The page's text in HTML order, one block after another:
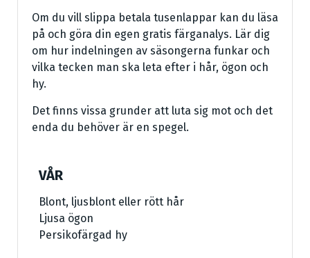
Om du vill slippa betala tusenlappar kan du läsa
på och göra din egen gratis färganalys. Lär dig
om hur indelningen av säsongerna funkar och
vilka tecken man ska leta efter i hår, ögon och
hy.
Det finns vissa grunder att luta sig mot och det
enda du behöver är en spegel.
VÅR
Blont, ljusblont eller rött hår
Ljusa ögon
Persikofärgad hy